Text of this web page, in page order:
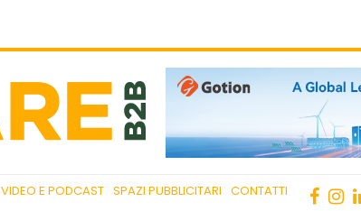
VIDEO E PODCAST SPAZI PUBBLICITARI CONTATTI